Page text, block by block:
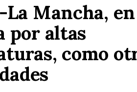
Mancha,
por altas
como